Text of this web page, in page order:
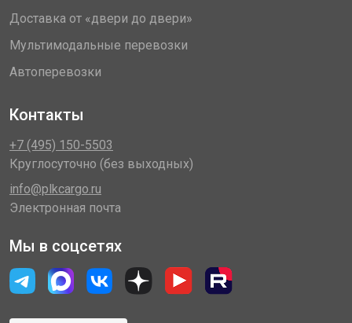
Доставка от «двери до двери»
Мультимодальные перевозки
Автоперевозки
Контакты
+7 (495) 150-5503
Круглосуточно (без выходных)
info@plkcargo.ru
Электронная почта
Мы в соцсетях